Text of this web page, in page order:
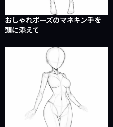
おしゃれポーズのマネキン手を
頭に添えて